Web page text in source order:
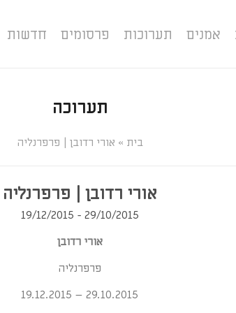
אמנים תערוכות פרסומים חדשות
תערוכה
» אורי רדובן | פרפרנליה
אורי רדובן | פרפרנליה
29/10/2015 - 19/12/2015
אורי רדובן
פרפרנליה
29.10.2015 – 19.12.2015